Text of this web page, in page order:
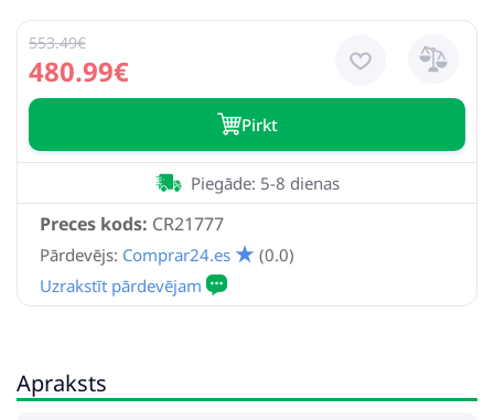
480.99€
553.49€
Pirkt
Preces kods: CR21777
Piegāde: 5-8 dienas
Pārdevējs: Comprar24.es (0.0)
Apraksts